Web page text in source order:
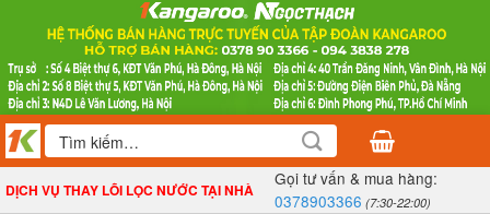
nội
dung
Tìm
kiếm:
DỊCH VỤ THAY LÕI LỌC NƯỚC TẠI NHÀ
Gọi tư vấn & mua hàng:
0378903366 (7:30-22:00)